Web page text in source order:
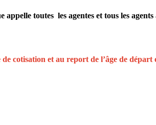
toutes les agentes et tous les
cotisation et au report de l’âge de départ